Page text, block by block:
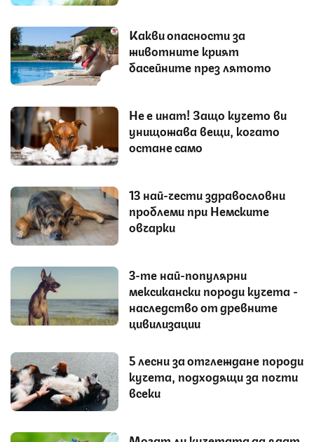
Какви опасности за
животните крият
басейните през лятото
Не е инат! Защо кучето ви
унищожава вещи, когато
остане само
13 най-чести здравословни
проблеми при Немските
овчарки
3-те най-популярни
мексикански породи кучета -
наследство от древните
цивилизации
5 лесни за отглеждане породи
кучета, подходящи за почти
всеки